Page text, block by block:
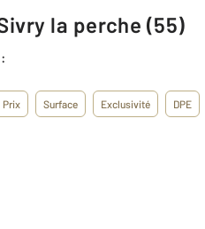
la perche (55)
Prix Surface Exclusivité DPE